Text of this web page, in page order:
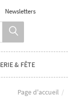
Newsletters
& FÊTE
Page d'accueil